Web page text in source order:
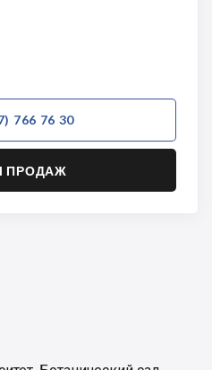
766 76 30
ПРОДАЖ